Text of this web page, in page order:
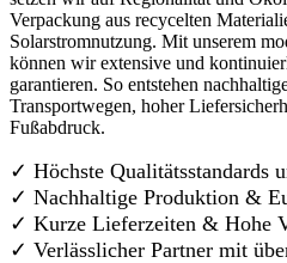
Verpackung aus recycelten
Solarstromnutzung. Mit unserem
können wir extensive und
garantieren. So entstehen
Transportwegen, hoher
Fußabdruck.
✓ Höchste Qualitätsstandards
✓ Nachhaltige Produktion &
✓ Kurze Lieferzeiten & Hohe
✓ Verlässlicher Partner mit